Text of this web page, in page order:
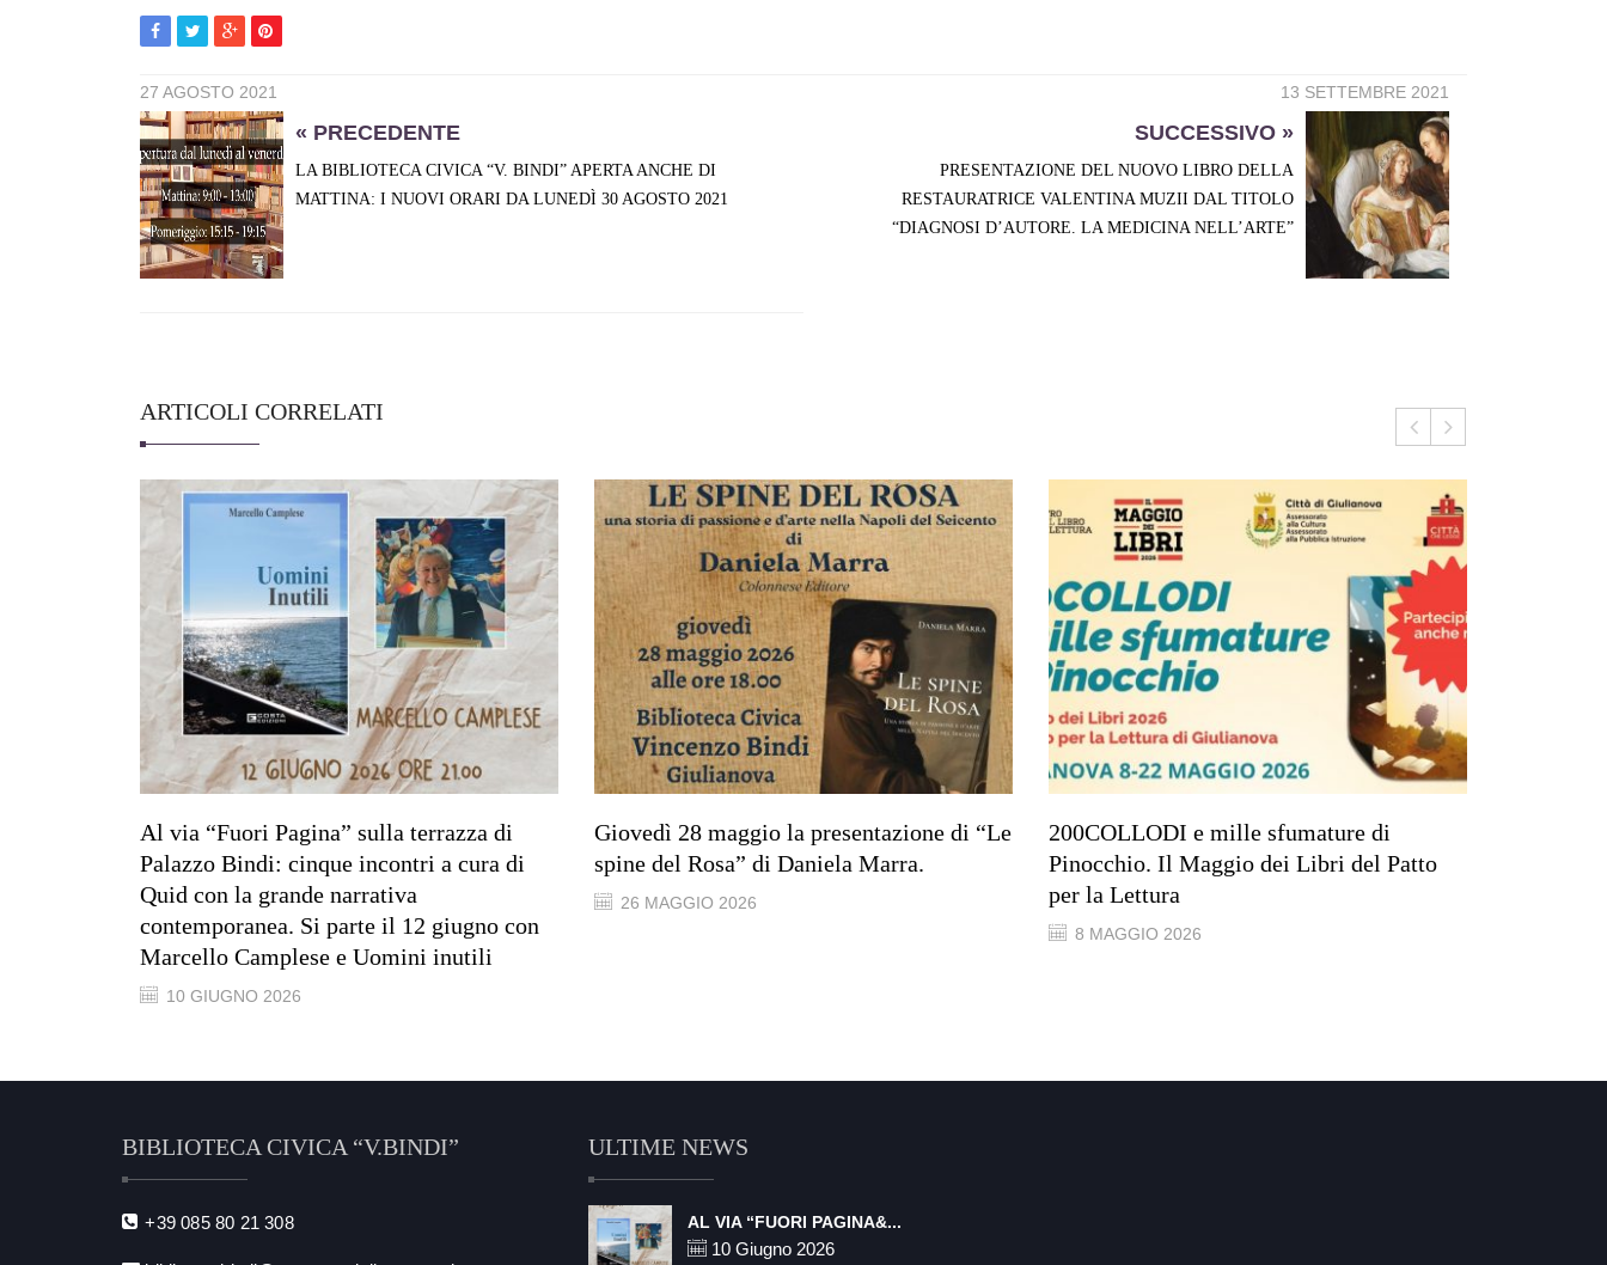
27 AGOSTO 2021
« PRECEDENTE
LA BIBLIOTECA CIVICA “V. BINDI” APERTA ANCHE DI
MATTINA: I NUOVI ORARI DA LUNEDÌ 30 AGOSTO 2021
13 SETTEMBRE 2021
SUCCESSIVO »
PRESENTAZIONE DEL NUOVO LIBRO DELLA
RESTAURATRICE VALENTINA MUZII DAL TITOLO
“DIAGNOSI D’AUTORE. LA MEDICINA NELL’ARTE”
ARTICOLI CORRELATI
Al via “Fuori Pagina” sulla terrazza di
Palazzo Bindi: cinque incontri a cura di
Quid con la grande narrativa
contemporanea. Si parte il 12 giugno con
Marcello Camplese e Uomini inutili
10 GIUGNO 2026
Giovedì 28 maggio la presentazione di “Le
spine del Rosa” di Daniela Marra.
26 MAGGIO 2026
200COLLODI e mille sfumature di
Pinocchio. Il Maggio dei Libri del Patto
per la Lettura
8 MAGGIO 2026
BIBLIOTECA CIVICA “V.BINDI”
+39 085 80 21 308
ULTIME NEWS
AL VIA “FUORI PAGINA&...
10 Giugno 2026